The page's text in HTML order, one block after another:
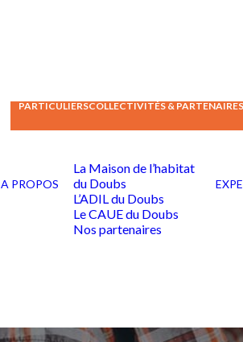
PARTICULIERSCOLLECTIVITÉS & PARTENAIRES
A PROPOS
La Maison de l’habitat
du Doubs
L’ADIL du Doubs
Le CAUE du Doubs
Nos partenaires